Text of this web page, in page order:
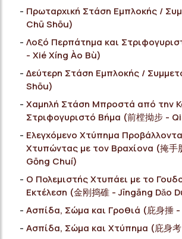
Πρωταρχική Στάση Εμπλοκής /
Chū Shōu)
Λοξό Περπάτημα και
- Xié Xíng Ào Bù)
Δεύτερη Στάση Εμπλοκής /
Shōu)
Χαμηλή Στάση Μπροστά από την
Στριφογυριστό Βήμα (前樘拗步 -
Ελεγχόμενο Χτύπημα
Χτυπώντας με τον Βραχίονα (掩手
Gōng Chuí)
Ο Πολεμιστής Χτυπάει με το
Εκτέλεση (金刚捣碓 - Jīngāng Dǎo
Ασπίδα, Σώμα και Γροθιά (庇身捶
Ασπίδα, Σώμα και Χτύπημα (庇身